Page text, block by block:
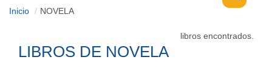
Inicio NOVELA
libros encontrados.
LIBROS DE NOVELA